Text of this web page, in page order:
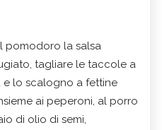
pomodoro la salsa
tagliare le taccole a
e lo scalogno a fettine
ai peperoni, al porro
di olio di semi,